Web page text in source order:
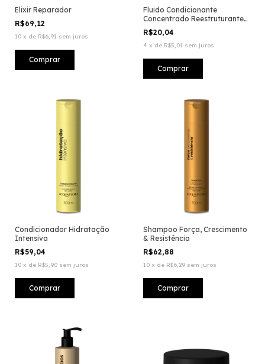
Elixir Reparador
R$69,12
10 x de R$6,91 sem juros
Fluido Condicionante
Concentrado Reestruturante
Hidratação Intensiva
R$20,04
4 x de R$5,01 sem juros
Condicionador Hidratação
Intensiva
R$59,04
10 x de R$5,90 sem juros
Shampoo Força, Crescimento
& Resistência
R$62,88
10 x de R$6,29 sem juros